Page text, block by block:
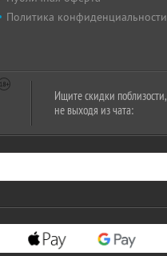
Политика конфиденциальности
Ищите скидки поблизости,
не выходя из чата: